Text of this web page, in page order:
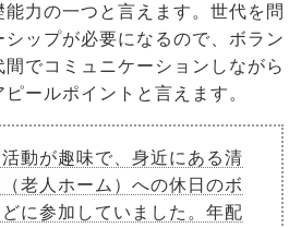
力の一つと言えます。世代を問
ップが必要になるので、ボラン
でコミュニケーションしながら
ールポイントと言えます。
動が趣味で、身近にある清
老人ホーム）への休日のボ
に参加していました。年配